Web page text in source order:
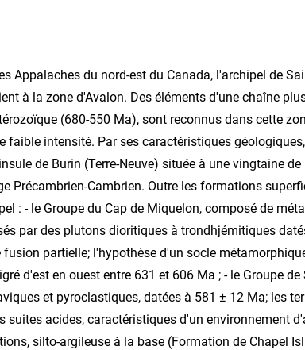
Appalaches du nord-est du Canada, l'archipel de
à la zone d'Avalon. Des éléments d'une chaîne
(680-550 Ma), sont reconnus dans cette
intensité. Par ses caractéristiques
de Burin (Terre-Neuve) située à une vingtaine
Précambrien-Cambrien. Outre les formations
: - le Groupe du Cap de Miquelon, composé de
par des plutons dioritiques à trondhjémitiques
fusion partielle; l'hypothèse d'un socle
d'est en ouest entre 631 et 606 Ma ; - le Groupe de
et pyroclastiques, datées à 581 ± 12 Ma; les
acides, caractéristiques d'un environnement
silto-argileuse à la base (Formation de Chapel